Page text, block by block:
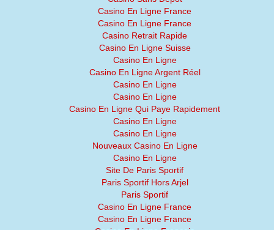
Casino En Ligne France
Casino En Ligne France
Casino Retrait Rapide
Casino En Ligne Suisse
Casino En Ligne
Casino En Ligne Argent Réel
Casino En Ligne
Casino En Ligne
Casino En Ligne Qui Paye Rapidement
Casino En Ligne
Casino En Ligne
Nouveaux Casino En Ligne
Casino En Ligne
Site De Paris Sportif
Paris Sportif Hors Arjel
Paris Sportif
Casino En Ligne France
Casino En Ligne France